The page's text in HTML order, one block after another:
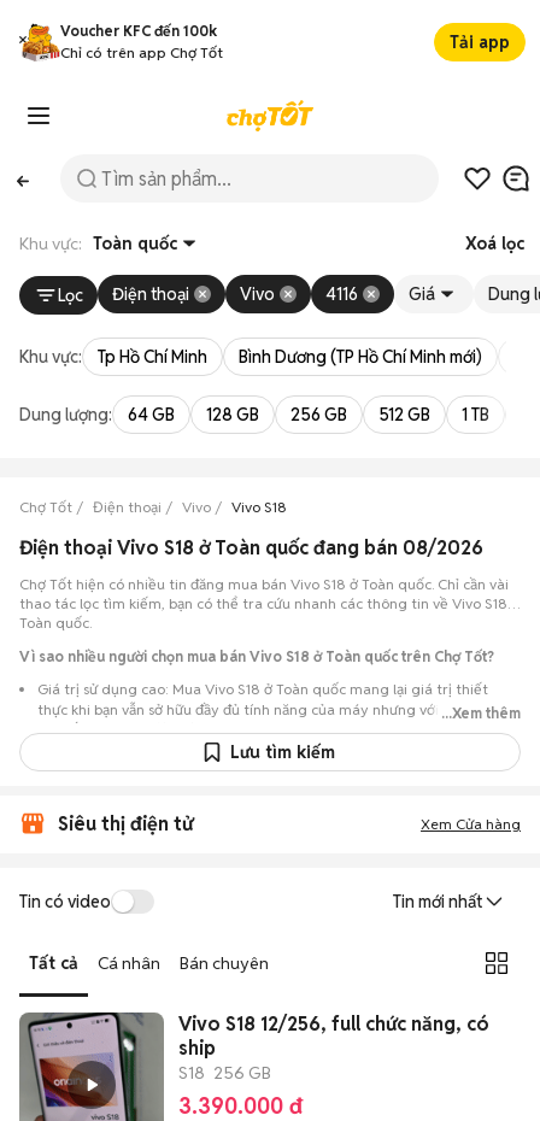
Voucher KFC đến 100k
Chỉ có trên app Chợ Tốt
Tải app
Khu vực: Toàn quốc Xoá lọc
Lọc Điện thoại Vivo 4116 Giá Dung
Khu vực: Tp Hồ Chí Minh Bình Dương (TP Hồ Chí Minh mới)
Dung lượng: 64 GB 128 GB 256 GB 512 GB 1 TB
Chợ Tốt Điện thoại Vivo Vivo S18
Điện thoại Vivo S18 ở Toàn quốc đang bán 08/2026
Chợ Tốt hiện có nhiều tin đăng mua bán Vivo S18 ở Toàn quốc. Chỉ cần vài
thao tác lọc tìm kiếm, bạn có thể tra cứu nhanh các thông tin về Vivo S18 ở
Toàn quốc.
Vì sao nhiều người chọn mua bán Vivo S18 ở Toàn quốc trên Chợ Tốt?
Giá trị sử dụng cao: Mua Vivo S18 ở Toàn quốc mang lại giá trị thiết
thực khi bạn vẫn sở hữu đầy đủ tính năng của máy nhưng với chi phí đầu
tư thấp hơn máy đập hộp.
Lựa chọn theo sát nhu cầu: Hệ thống ghi nhận nhiều tin rao Vivo S18 ở
Test máy tại chỗ: Tạo điều kiện để người mua đến tận nơi xem xét cẩn
Dễ dàng thương lượng: Quá trình mua bán diễn ra trực tiếp, cho phép
hai bên trao đổi giá cả linh hoạt và có thể chốt giao dịch ngay trong
...Xem thêm
Lưu tìm kiếm
Siêu thị điện tử Xem Cửa hàng
Tin có video Tin mới nhất
Tất cả Cá nhân Bán chuyên
Vivo S18 12/256, full chức năng, có
ship
S18 256 GB
3.390.000 đ